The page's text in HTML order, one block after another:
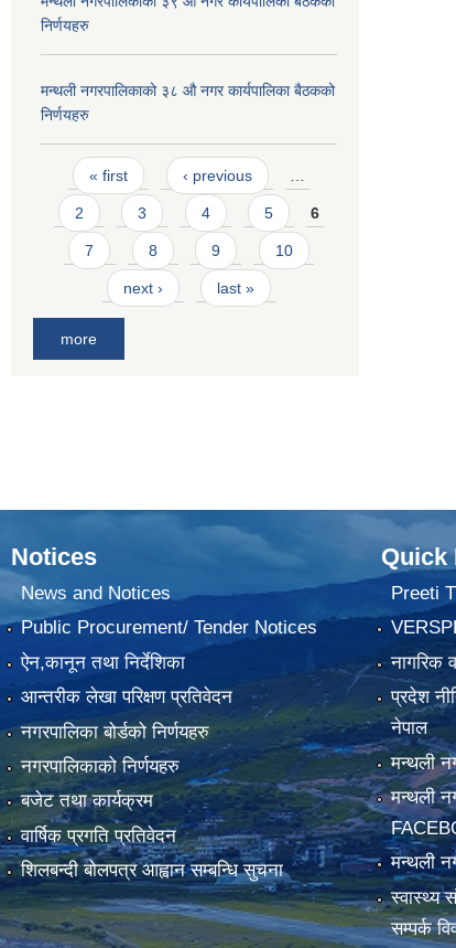
निर्णयहरु
मन्थली नगरपालिकाको ३८ औ नगर कार्यपालिका बैठकको
निर्णयहरु
Pages
« first ‹ previous
2 3 4 5 6
7 8 9 10
next › last »
more
Notices
News and Notices
Public Procurement/ Tender Notices
ऐन,कानून तथा निर्देशिका
आन्तरीक लेखा परिक्षण प्रतिवेदन
नगरपालिका बोर्डको निर्णयहरु
नगरपालिकाको निर्णयहरु
बजेट तथा कार्यक्रम
वार्षिक प्रगति प्रतिवेदन
शिलबन्दी बोलपत्र आह्वान सम्बन्धि सुचना
Quick
Preeti
नागरिक
प्रदेश
नेपाल
मन्थली
मन्थली
मन्थली
स्वास्थ्य
सम्पर्क